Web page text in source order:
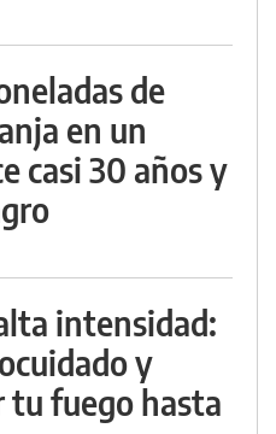
de
en un
casi 30 años y
intensidad:
y
tu fuego hasta